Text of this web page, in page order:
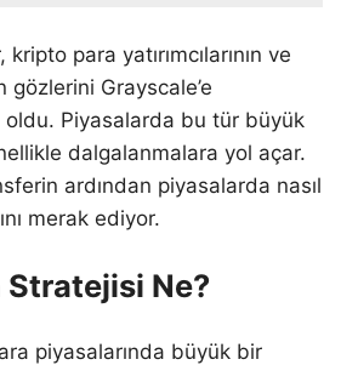
para yatırımcılarının ve
Grayscale’e
Piyasalarda bu tür büyük
dalgalanmalara yol açar.
ardından piyasalarda nasıl
merak ediyor.
Stratejisi Ne?
piyasalarında büyük bir